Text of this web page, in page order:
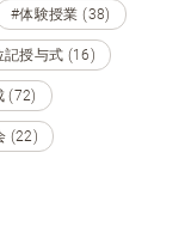
#体験授業 (38)
記授与式 (16)
(72)
(22)